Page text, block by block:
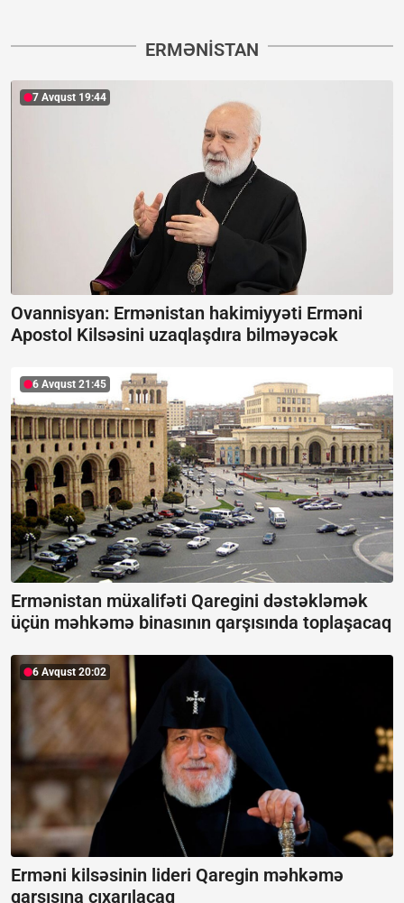
ERMƏNISTAN
7 Avqust 19:44
Ovannisyan: Ermənistan hakimiyyəti Erməni
Apostol Kilsəsini uzaqlaşdıra bilməyəcək
6 Avqust 21:45
Ermənistan müxalifəti Qaregini dəstəkləmək
üçün məhkəmə binasının qarşısında toplaşacaq
6 Avqust 20:02
Erməni kilsəsinin lideri Qaregin məhkəmə
qarşısına çıxarılacaq